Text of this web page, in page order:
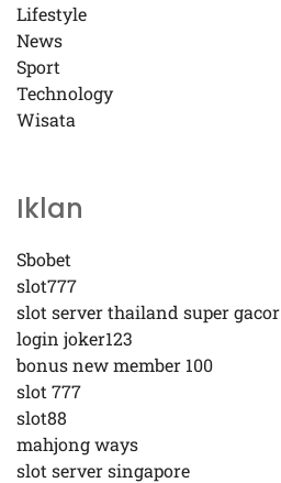
Lifestyle
News
Sport
Technology
Wisata
Iklan
Sbobet
slot777
slot server thailand super gacor
login joker123
bonus new member 100
slot 777
slot88
mahjong ways
slot server singapore